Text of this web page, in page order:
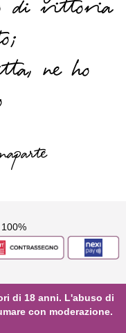
di vittoria
ne ho
di 18 anni. L'abuso di
con moderazione.